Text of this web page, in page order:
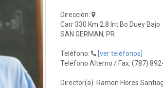
Dirección:
Carr 330 Km 2.8 Int Bo Duey Bajo
SAN GERMAN, PR
Teléfono:
[ver teléfonos]
Teléfono Alterno / Fax: (787)
Director(a): Ramon Flores